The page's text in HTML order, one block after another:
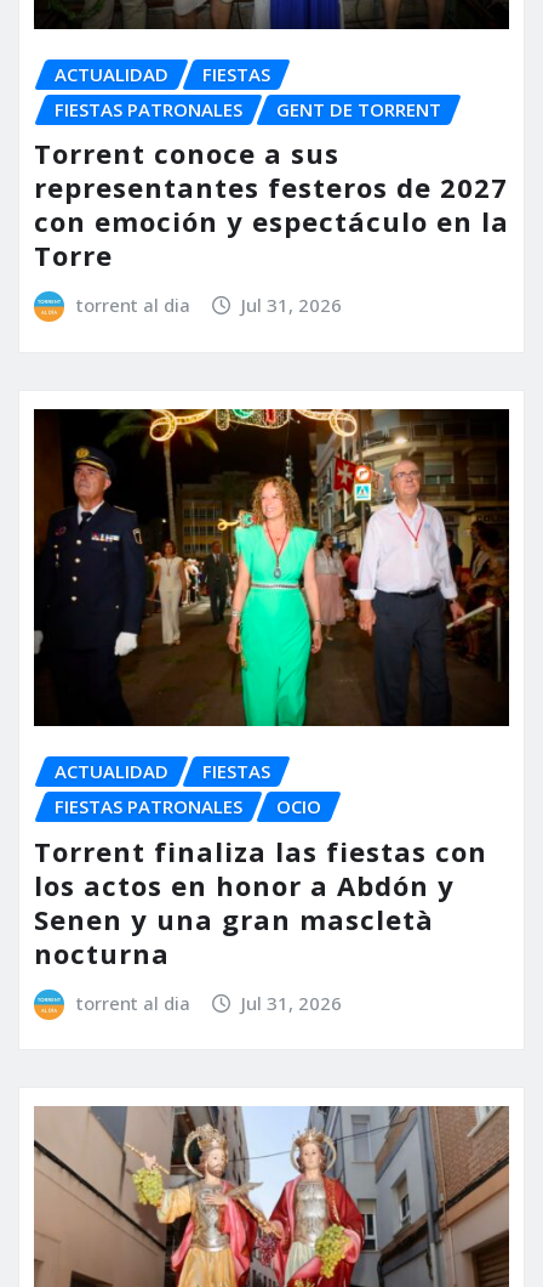
ACTUALIDAD
FIESTAS
FIESTAS PATRONALES
GENT DE TORRENT
Torrent conoce a sus
representantes festeros de 2027
con emoción y espectáculo en la
Torre
torrent al dia Jul 31, 2026
ACTUALIDAD
FIESTAS
FIESTAS PATRONALES
OCIO
Torrent finaliza las fiestas con
los actos en honor a Abdón y
Senen y una gran mascletà
nocturna
torrent al dia Jul 31, 2026